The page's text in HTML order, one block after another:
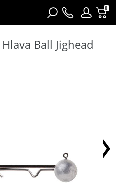
0
Ball Jighead